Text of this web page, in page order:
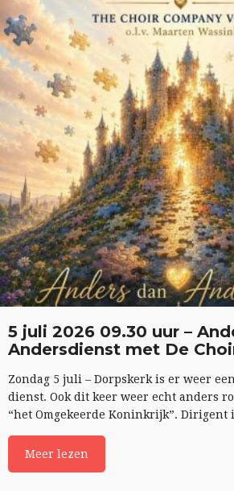
5 juli 2026 09.30 uur –
Andersdienst met De
Zondag 5 juli – Dorpskerk is er weer
dienst. Ook dit keer weer echt anders
“het Omgekeerde Koninkrijk”.
Meer lezen